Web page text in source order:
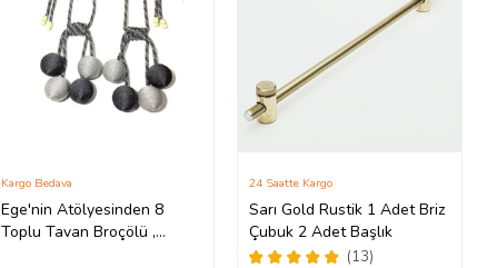
Ege'nin Atölyesinden 8
Toplu Tavan Broçölü ,
Kargo Bedava
Sarı Gold Rustik 1 Adet Briz
Çubuk 2 Adet Başlık
(13)
24 Saatte Kargo